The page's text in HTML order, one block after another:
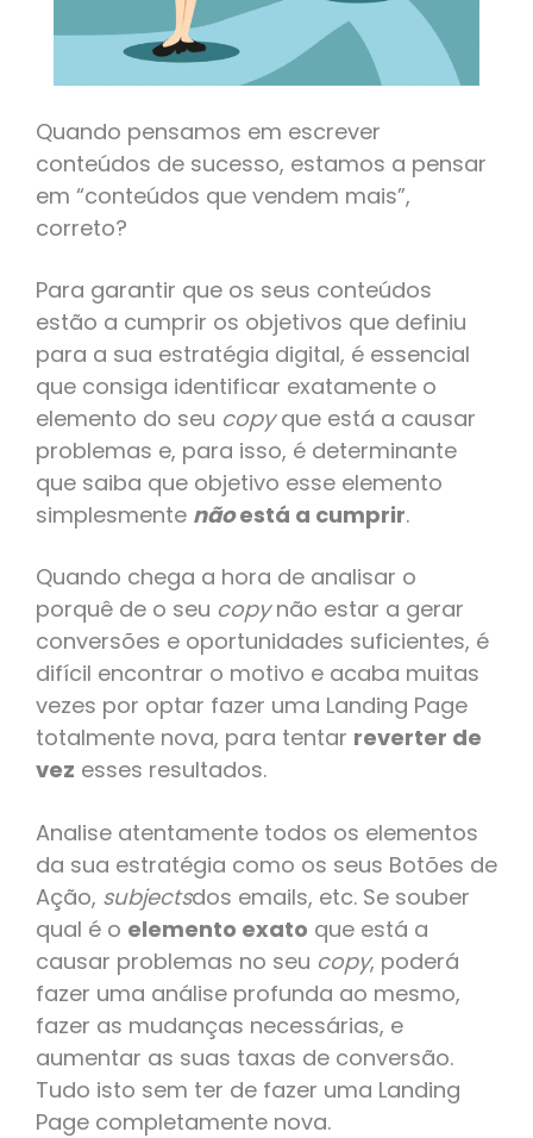
Quando pensamos em escrever
conteúdos de sucesso, estamos a pensar
em “conteúdos que vendem mais”,
correto?
Para garantir que os seus conteúdos
estão a cumprir os objetivos que definiu
para a sua estratégia digital, é essencial
que consiga identificar exatamente o
elemento do seu copyque está a causar
problemas e, para isso, é determinante
que saiba que objetivo esse elemento
simplesmente nãoestá a cumprir.
Quando chega a hora de analisar o
porquê de o seu copynão estar a gerar
conversões e oportunidades suficientes, é
difícil encontrar o motivo e acaba muitas
vezes por optar fazer uma Landing Page
totalmente nova, para tentar reverter de
vez esses resultados.
Analise atentamente todos os elementos
da sua estratégia como os seus Botões de
Ação, subjectsdos emails, etc. Se souber
qual é o elemento exato que está a
causar problemas no seu copy, poderá
fazer uma análise profunda ao mesmo,
fazer as mudanças necessárias, e
aumentar as suas taxas de conversão.
Tudo isto sem ter de fazer uma Landing
Page completamente nova.